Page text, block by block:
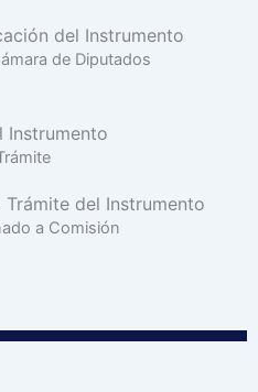
del Instrumento
de Diputados
Instrumento
del Instrumento
a Comisión